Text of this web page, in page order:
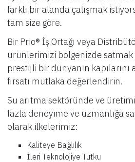
farklı bir alanda çalışmak
tam size göre.
Bir Prio® İş Ortağı veya
ürünlerimizi bölgenizde satmak
prestijli bir dünyanın kapılarını
fırsatı mutlaka değerlendirin.
Su arıtma sektöründe ve
fazla deneyime ve uzmanlığa
olarak ilkelerimiz:
Kaliteye Bağlılık
İleri Teknolojiye Tutku